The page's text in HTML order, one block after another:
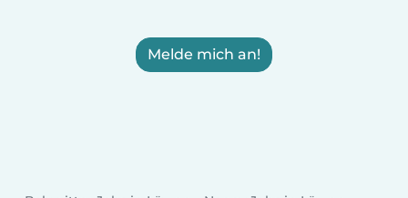
Melde mich an!